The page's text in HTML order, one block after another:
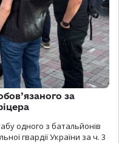
за
одного з батальйонів
гвардії України за ч. 3